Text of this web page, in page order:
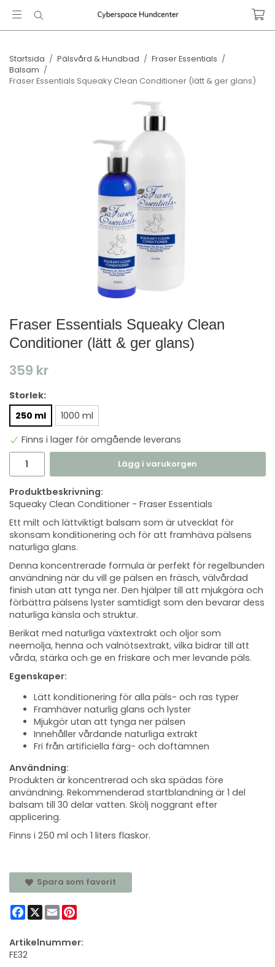
Startsida / Pälsvård & Hundbad / Fraser Essentials /
Balsam /
Fraser Essentials Squeaky Clean Conditioner (lätt & ger glans)
Fraser Essentials Squeaky Clean
Conditioner (lätt & ger glans)
359 kr
Storlek:
250 ml
1000 ml
Finns i lager för omgående leverans
Lägg i varukorgen
Produktbeskrivning:
Squeaky Clean Conditioner - Fraser Essentials
Ett milt och lättviktigt balsam som är utvecklat för
skonsam konditionering och för att framhäva pälsens
naturliga glans.
Denna koncentrerade formula är perfekt för regelbunden
användning när du vill ge pälsen en fräsch, välvårdad
finish utan att tynga ner. Den hjälper till att mjukgöra och
förbättra pälsens lyster samtidigt som den bevarar dess
naturliga känsla och struktur.
Berikat med naturliga växtextrakt och oljor som
neemolja, henna och valnötsextrakt, vilka bidrar till att
vårda, stärka och ge en friskare och mer levande päls.
Egenskaper:
Lätt konditionering för alla päls- och ras typer
Framhäver naturlig glans och lyster
Mjukgör utan att tynga ner pälsen
Innehåller vårdande naturliga extrakt
Fri från artificiella färg- och doftämnen
Användning:
Produkten är koncentrerad och ska spädas före
användning. Rekommenderad startblandning är 1 del
balsam till 30 delar vatten. Skölj noggrant efter
applicering.
Finns i 250 ml och 1 liters flaskor.
Spara som favorit
Facebook
X Email
Artikelnummer:
FE32